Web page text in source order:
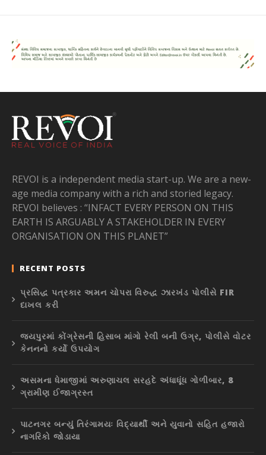
REVOI is a independent media start-up. We are a new-
age media company with a rich and storied legacy.
REVOI believes : “INFACT EVERY PERSON ON THIS
EARTH IS ARGUABLY A STAKEHOLDER IN EVERY
ORGANISATION ON THIS PLANET”
RECENT POSTS
પ્રસિદ્ધ પત્રકાર અમન ચોપરા વિરુદ્ધ ઝારખંડ પોલીસે FIR
દાખલ કરી
જયપુરમાં કોંગ્રેસની હિસાબ માંગો રેલી બની ઉગ્ર, પોલીસે વોટર
કેનનનો કર્યો ઉપયોગ
અસમના ધેમાજીમાં અરુણાચલ સરહદે અંધાધૂંધ ગોળીબાર, 8
ગ્રામીણ ઈજાગ્રસ્ત
પાટનગર બન્યું તિરંગામયઃ વિદ્યાર્થી અને યુવાનો સહિત હજારો
નાગરિકો જોડાયા